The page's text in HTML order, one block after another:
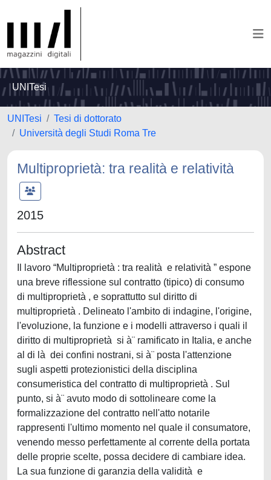
UNITesi
UNITesi
Tesi di dottorato
Università degli Studi Roma Tre
Multiproprietà: tra realità e relatività
2015
Abstract
Il lavoro “Multiproprietà : tra realità e relatività ” espone
una breve riflessione sul contratto (tipico) di consumo
di multiproprietà , e soprattutto sul diritto di
multiproprietà . Delineato l'ambito di indagine, l'origine,
l'evoluzione, la funzione e i modelli attraverso i quali il
diritto di multiproprietà si à¨ ramificato in Italia, e anche
al di là dei confini nostrani, si à¨ posta l'attenzione
sugli aspetti protezionistici della disciplina
consumeristica del contratto di multiproprietà . Sul
punto, si à¨ avuto modo di sottolineare come la
formalizzazione del contratto nell'atto notarile
rappresenti l'ultimo momento nel quale il consumatore,
venendo messo perfettamente al corrente della portata
delle proprie scelte, possa decidere di cambiare idea.
La sua funzione di garanzia della validità e